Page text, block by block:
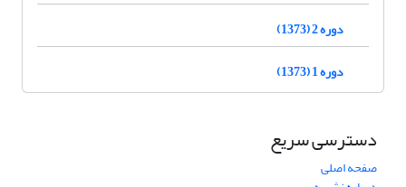
دوره 2 (1373)
دوره 1 (1373)
دسترسی سریع
صفحه اصلی